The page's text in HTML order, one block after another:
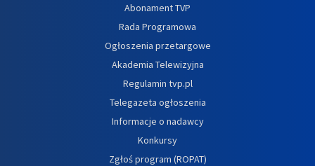
Abonament TVP
Rada Programowa
Ogłoszenia przetargowe
Akademia Telewizyjna
Regulamin tvp.pl
Telegazeta ogłoszenia
Informacje o nadawcy
Konkursy
Zgłoś program (ROPAT)